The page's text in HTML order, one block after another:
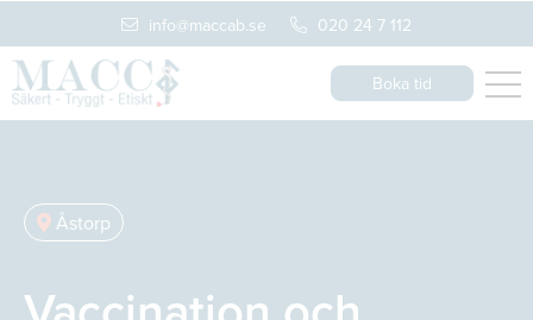
info@maccab.se 020 24 7 112
Boka tid
Åstorp